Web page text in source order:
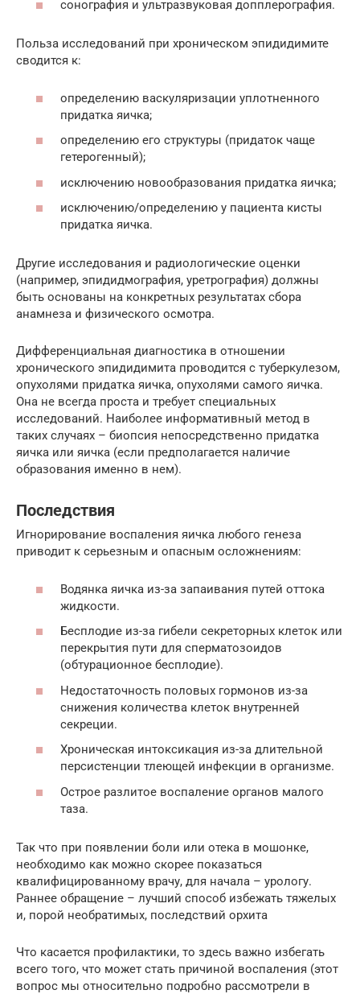
сонография и ультразвуковая допплерография.
Польза исследований при хроническом эпидидимите
сводится к:
определению васкуляризации уплотненного
придатка яичка;
определению его структуры (придаток чаще
гетерогенный);
исключению новообразования придатка яичка;
исключению/определению у пациента кисты
придатка яичка.
Другие исследования и радиологические оценки
(например, эпидидмография, уретрография) должны
быть основаны на конкретных результатах сбора
анамнеза и физического осмотра.
Дифференциальная диагностика в отношении
хронического эпидидимита проводится с туберкулезом,
опухолями придатка яичка, опухолями самого яичка.
Она не всегда проста и требует специальных
исследований. Наиболее информативный метод в
таких случаях – биопсия непосредственно придатка
яичка или яичка (если предполагается наличие
образования именно в нем).
Последствия
Игнорирование воспаления яичка любого генеза
приводит к серьезным и опасным осложнениям:
Водянка яичка из-за запаивания путей оттока
жидкости.
Бесплодие из-за гибели секреторных клеток или
перекрытия пути для сперматозоидов
(обтурационное бесплодие).
Недостаточность половых гормонов из-за
снижения количества клеток внутренней
секреции.
Хроническая интоксикация из-за длительной
персистенции тлеющей инфекции в организме.
Острое разлитое воспаление органов малого
таза.
Так что при появлении боли или отека в мошонке,
необходимо как можно скорее показаться
квалифицированному врачу, для начала – урологу.
Раннее обращение – лучший способ избежать тяжелых
и, порой необратимых, последствий орхита
Что касается профилактики, то здесь важно избегать
всего того, что может стать причиной воспаления (этот
вопрос мы относительно подробно рассмотрели в